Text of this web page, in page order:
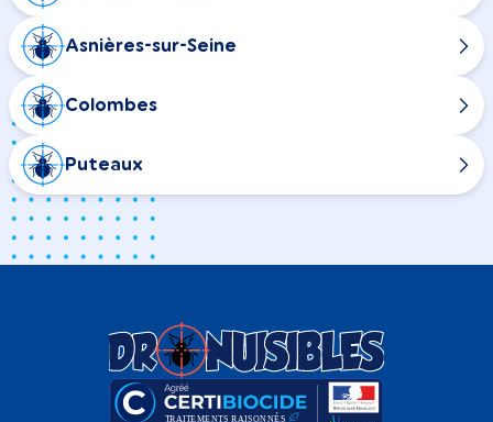
Asnières-sur-Seine
Colombes
Puteaux